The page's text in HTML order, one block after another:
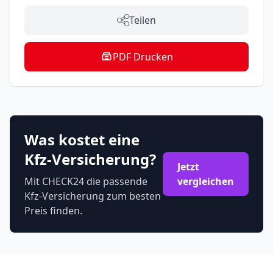
Teilen
PDF Drucken
Was kostet eine
Kfz-Versicherung?
Mit CHECK24 die passende
Kfz-Versicherung zum besten
Preis finden.
Jetzt
vergleichen